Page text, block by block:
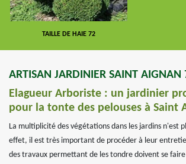
TAILLE DE HAIE 72
ARTISAN JARDINIER SAINT AIGNAN
Elagueur Arboriste : un jardinier
pour la tonte des pelouses à Saint
La multiplicité des végétations dans les jardins n'est
effet, il est très important de procéder à leur
des travaux permettant de les tondre doivent se